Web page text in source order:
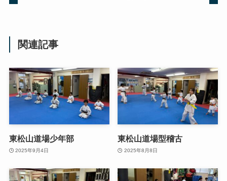
関連記事
東松山道場少年部
2025年9月4日
東松山道場型稽古
2025年8月8日